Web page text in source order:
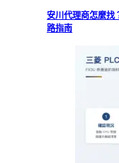
安川代理商怎麼找
路指南